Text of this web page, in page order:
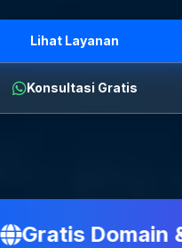
Lihat Layanan
Konsultasi Gratis
Gratis Domain &